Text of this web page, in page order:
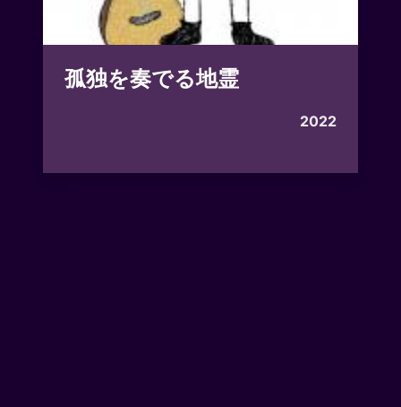
孤独を奏でる地霊
2022